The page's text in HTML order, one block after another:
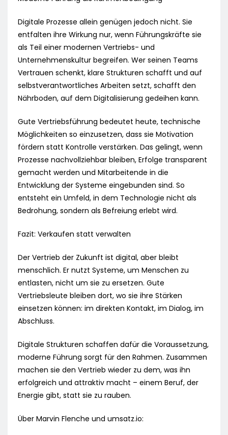
Digitale Prozesse allein genügen jedoch nicht. Sie
entfalten ihre Wirkung nur, wenn Führungskräfte sie
als Teil einer modernen Vertriebs- und
Unternehmenskultur begreifen. Wer seinen Teams
Vertrauen schenkt, klare Strukturen schafft und auf
selbstverantwortliches Arbeiten setzt, schafft den
Nährboden, auf dem Digitalisierung gedeihen kann.
Gute Vertriebsführung bedeutet heute, technische
Möglichkeiten so einzusetzen, dass sie Motivation
fördern statt Kontrolle verstärken. Das gelingt, wenn
Prozesse nachvollziehbar bleiben, Erfolge transparent
gemacht werden und Mitarbeitende in die
Entwicklung der Systeme eingebunden sind. So
entsteht ein Umfeld, in dem Technologie nicht als
Bedrohung, sondern als Befreiung erlebt wird.
Fazit: Verkaufen statt verwalten
Der Vertrieb der Zukunft ist digital, aber bleibt
menschlich. Er nutzt Systeme, um Menschen zu
entlasten, nicht um sie zu ersetzen. Gute
Vertriebsleute bleiben dort, wo sie ihre Stärken
einsetzen können: im direkten Kontakt, im Dialog, im
Abschluss.
Digitale Strukturen schaffen dafür die Voraussetzung,
moderne Führung sorgt für den Rahmen. Zusammen
machen sie den Vertrieb wieder zu dem, was ihn
erfolgreich und attraktiv macht – einem Beruf, der
Energie gibt, statt sie zu rauben.
Über Marvin Flenche und umsatz.io: